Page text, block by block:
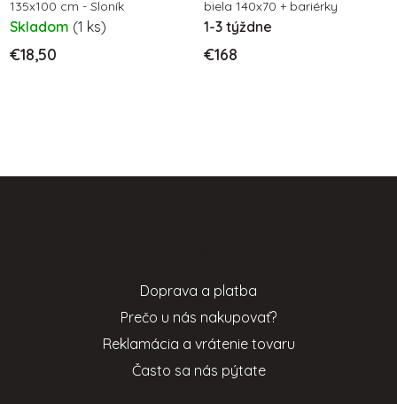
135x100 cm - Sloník
Skladom (1 ks)
€18,50
biela 140x70 + bariérky
1-3 týždne
€168
Doprava a platba
Prečo u nás nakupovať?
Reklamácia a vrátenie tovaru
Často sa nás pýtate